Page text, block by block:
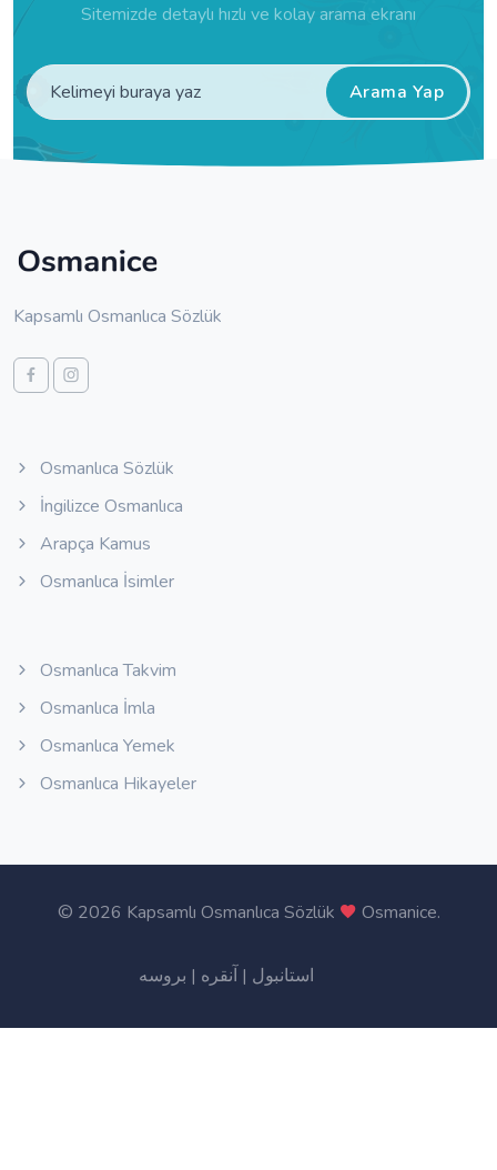
Sitemizde detaylı hızlı ve kolay arama ekranı
Arama Yap
Kapsamlı Osmanlıca Sözlük
Osmanlıca Sözlük
İngilizce Osmanlıca
Arapça Kamus
Osmanlıca İsimler
Osmanlıca Takvim
Osmanlıca İmla
Osmanlıca Yemek
Osmanlıca Hikayeler
© 2026 Kapsamlı Osmanlıca Sözlük Osmanice.
استانبول | آنقره | بروسه